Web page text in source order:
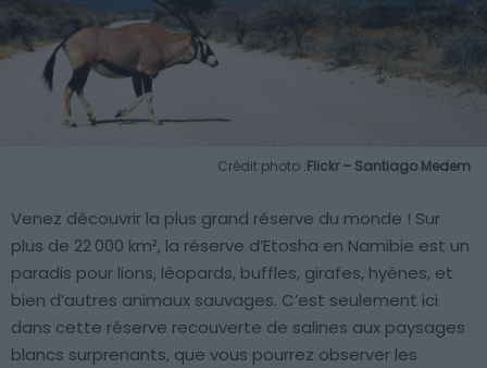
Crédit photo :Flickr – Santiago Medem
Venez découvrir la plus grand réserve du monde ! Sur
plus de 22 000 km², la réserve d’Etosha en Namibie est un
paradis pour lions, léopards, buffles, girafes, hyènes, et
bien d’autres animaux sauvages. C’est seulement ici
dans cette réserve recouverte de salines aux paysages
blancs surprenants, que vous pourrez observer les